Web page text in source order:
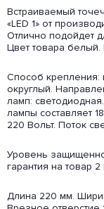
Встраиваемый
«LED 1» от
Отлично подойдет
Цвет товара белый.
Способ крепления:
округлый.
ламп:
лампы составляет
220 Вольт. Поток
Уровень
гарантия на товар 2
Длина 220 мм.